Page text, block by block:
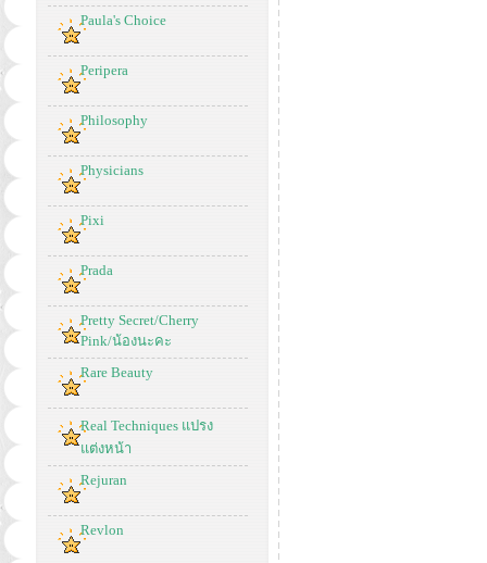
Paula's Choice
Peripera
Philosophy
Physicians
Pixi
Prada
Pretty Secret/Cherry
Pink/น้องนะคะ
Rare Beauty
Real Techniques แปรง
แต่งหน้า
Rejuran
Revlon